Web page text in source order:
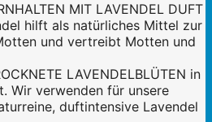
MIT LAVENDEL DUFT
hilft als natürliches Mittel zur
und vertreibt Motten und
LAVENDELBLÜTEN in
Wir verwenden für unsere
duftintensive Lavendel